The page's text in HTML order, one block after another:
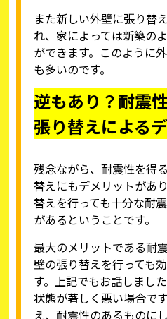
また新しい外壁に張り替
れ、家によっては新築の
ができます。このように
も多いのです。
逆もあり？耐震
張り替えによる
残念ながら、耐震性を得
替えにもデメリットがあ
替えを行っても十分な耐
があるということです。
最大のメリットである耐
壁の張り替えを行っても
す。上記でもお話しまし
状態が著しく悪い場合で
え、耐震性のあるものに